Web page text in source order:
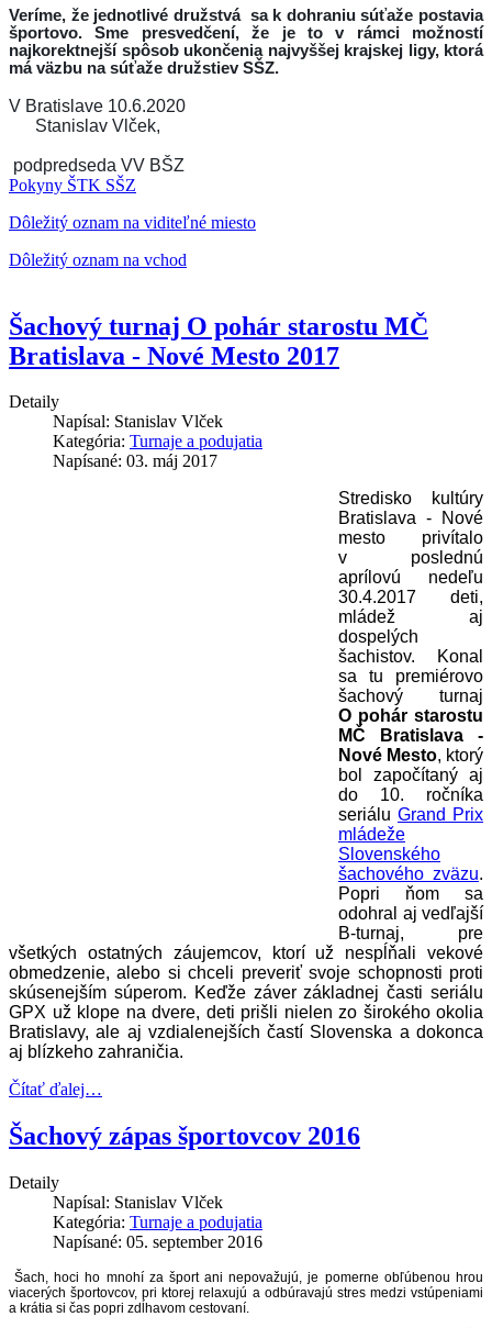
Veríme, že jednotlivé družstvá sa k dohraniu súťaže postavia
športovo. Sme presvedčení, že je to v rámci možností
najkorektnejší spôsob ukončenia najvyššej krajskej ligy, ktorá
má väzbu na súťaže družstiev SŠZ.
V Bratislave 10.6.2020
Stanislav Vlček,
podpredseda VV BŠZ
Pokyny ŠTK SŠZ
Dôležitý oznam na viditeľné miesto
Dôležitý oznam na vchod
Šachový turnaj O pohár starostu MČ
Bratislava - Nové Mesto 2017
Detaily
Napísal: Stanislav Vlček
Kategória: Turnaje a podujatia
Napísané: 03. máj 2017
Stredisko kultúry
Bratislava - Nové
mesto privítalo
v poslednú
aprílovú nedeľu
30.4.2017 deti,
mládež aj
dospelých
šachistov. Konal
sa tu premiérovo
šachový turnaj
O pohár starostu
MČ Bratislava -
Nové Mesto, ktorý
bol započítaný aj
do 10. ročníka
seriálu Grand Prix
mládeže
Slovenského
šachového zväzu.
Popri ňom sa
odohral aj vedľajší
B-turnaj, pre
všetkých ostatných záujemcov, ktorí už nespĺňali vekové
obmedzenie, alebo si chceli preveriť svoje schopnosti proti
skúsenejším súperom. Keďže záver základnej časti seriálu
GPX už klope na dvere, deti prišli nielen zo širokého okolia
Bratislavy, ale aj vzdialenejších častí Slovenska a dokonca
aj blízkeho zahraničia.
Čítať ďalej…
Šachový zápas športovcov 2016
Detaily
Napísal: Stanislav Vlček
Kategória: Turnaje a podujatia
Napísané: 05. september 2016
Šach, hoci ho mnohí za šport ani nepovažujú, je pomerne obľúbenou hrou
viacerých športovcov, pri ktorej relaxujú a odbúravajú stres medzi vstúpeniami
a krátia si čas popri zdĺhavom cestovaní.